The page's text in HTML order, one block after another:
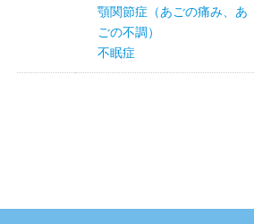
顎関節症（あごの痛み、あ
ごの不調）
不眠症